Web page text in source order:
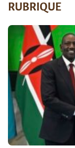
RUBRIQUE